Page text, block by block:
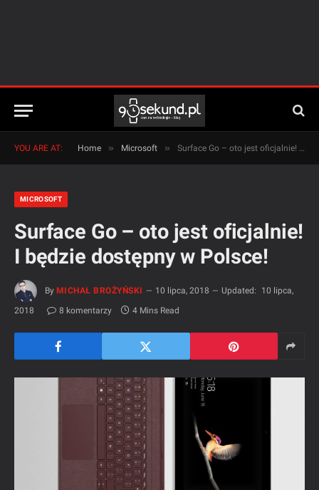
YOU ARE AT: Home » Microsoft » Surface Go – oto jest oficjalnie! I będzie dostępny w Polsce!
MICROSOFT
Surface Go – oto jest oficjalnie!
I będzie dostępny w Polsce!
By MICHAŁ BROŻYŃSKI 10 lipca, 2018 Updated:
10 lipca,
2018
8 komentarzy 4 Mins Read